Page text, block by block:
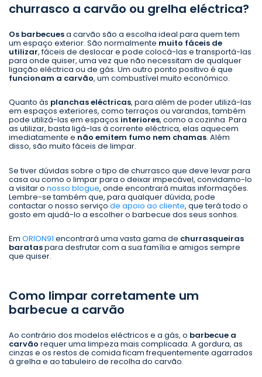
churrasco a carvão ou grelha eléctrica?
Os barbecuesa carvão são a escolha ideal para quem tem
um espaço exterior. São normalmente muito fáceis de
utilizar, fáceis de deslocar e pode colocá-las e transportá-las
para onde quiser, uma vez que não necessitam de qualquer
ligação eléctrica ou de gás. Um outro ponto positivo é que
funcionam a carvão, um combustível muito económico.
Quanto às planchas eléctricas, para além de poder utilizá-las
em espaços exteriores, como terraços ou varandas, também
pode utilizá-las em espaços interiores, como a cozinha. Para
as utilizar, basta ligá-las à corrente eléctrica, elas aquecem
imediatamente e não emitem fumo nem chamas. Além
disso, são muito fáceis de limpar.
Se tiver dúvidas sobre o tipo de churrasco que deve levar para
casa ou como o limpar para o deixar impecável, convidamo-lo
a visitar o nosso blogue, onde encontrará muitas informações.
Lembre-se também que, para qualquer dúvida, pode
contactar o nosso serviço de apoio ao cliente, que terá todo o
gosto em ajudá-lo a escolher o barbecue dos seus sonhos.
Em ORION91 encontrará uma vasta gama de churrasqueiras
barataspara desfrutar com a sua família e amigos sempre
que quiser.
Como limpar corretamente um
barbecue a carvão
Ao contrário dos modelos eléctricos e a gás, o barbecue a
carvão requer uma limpeza mais complicada. A gordura, as
cinzas e os restos de comida ficam frequentemente agarrados
à grelha e ao tabuleiro de recolha do carvão.